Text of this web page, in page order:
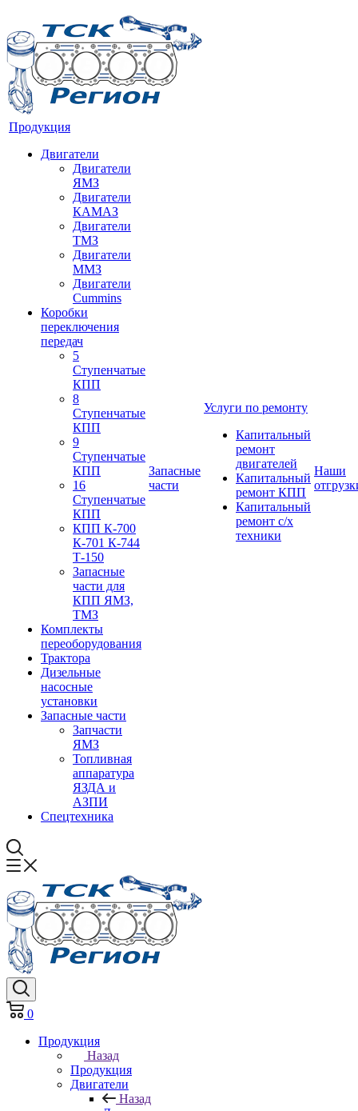
Продукция
Двигатели
Двигатели
ЯМЗ
Двигатели
КАМАЗ
Двигатели
ТМЗ
Двигатели
ММЗ
Двигатели
Cummins
Коробки
переключения
передач
5
Ступенчатые
КПП
8
Ступенчатые
КПП
9
Ступенчатые
КПП
16
Ступенчатые
КПП
КПП К-700
К-701 К-744
Т-150
Запасные
части для
КПП ЯМЗ,
ТМЗ
Комплекты
переоборудования
Трактора
Дизельные
насосные
установки
Запасные части
Запчасти
ЯМЗ
Топливная
аппаратура
ЯЗДА и
АЗПИ
Спецтехника
Запасные
части
Услуги по ремонту
Капитальный
ремонт
двигателей
Капитальный
ремонт КПП
Капитальный
ремонт с/х
техники
Наши
0
Продукция
Назад
Продукция
Двигатели
Назад